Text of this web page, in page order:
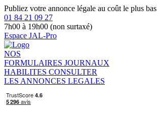
Publiez votre annonce légale au coût le plus bas
01 84 21 09 27
7h00 à 19h00 (non surtaxé)
Espace JAL-Pro
NOS
FORMULAIRES JOURNAUX
HABILITES CONSULTER
LES ANNONCES LEGALES